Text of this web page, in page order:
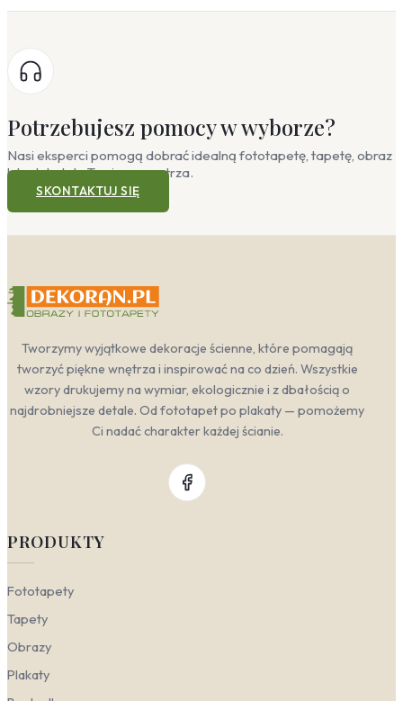
Potrzebujesz pomocy w wyborze?
Nasi eksperci pomogą dobrać idealną fototapetę, tapetę, obraz
lub plakat do Twojego wnętrza.
SKONTAKTUJ SIĘ
Tworzymy wyjątkowe dekoracje ścienne, które pomagają
tworzyć piękne wnętrza i inspirować na co dzień. Wszystkie
wzory drukujemy na wymiar, ekologicznie i z dbałością o
najdrobniejsze detale. Od fototapet po plakaty — pomożemy
Ci nadać charakter każdej ścianie.
PRODUKTY
Fototapety
Tapety
Obrazy
Plakaty